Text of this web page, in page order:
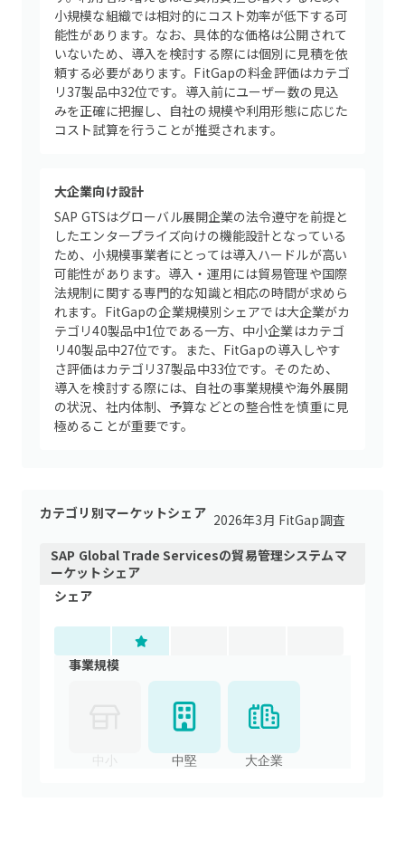
小規模な組織では相対的にコスト効率が低下する可
能性があります。なお、具体的な価格は公開されて
いないため、導入を検討する際には個別に見積を依
頼する必要があります。FitGapの料金評価はカテゴ
リ37製品中32位です。導入前にユーザー数の見込
みを正確に把握し、自社の規模や利用形態に応じた
コスト試算を行うことが推奨されます。
大企業向け設計
SAP GTSはグローバル展開企業の法令遵守を前提と
したエンタープライズ向けの機能設計となっている
ため、小規模事業者にとっては導入ハードルが高い
可能性があります。導入・運用には貿易管理や国際
法規制に関する専門的な知識と相応の時間が求めら
れます。FitGapの企業規模別シェアでは大企業がカ
テゴリ40製品中1位である一方、中小企業はカテゴ
リ40製品中27位です。また、FitGapの導入しやす
さ評価はカテゴリ37製品中33位です。そのため、
導入を検討する際には、自社の事業規模や海外展開
の状況、社内体制、予算などとの整合性を慎重に見
極めることが重要です。
カテゴリ別マーケットシェア 2026年3月 FitGap調査
SAP Global Trade Servicesの貿易管理システムマ
ーケットシェア
シェア
事業規模
中堅 大企業